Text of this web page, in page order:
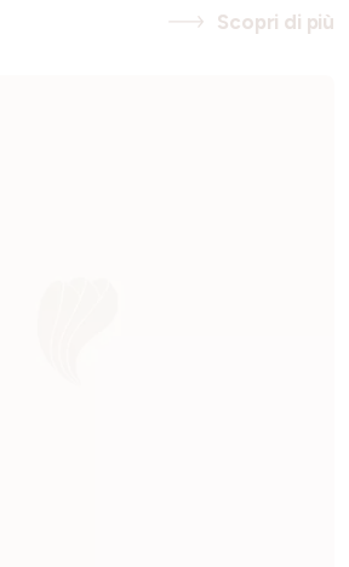
Scopri di più